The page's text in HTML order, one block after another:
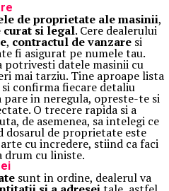
de proprietate ale masinii,
si legal. Cere dealerului
, contractul de vanzare si
fi asigurat pe numele tau.
potrivesti datele masinii cu
mai tarziu. Tine aproape lista
confirma fiecare detaliu
pare in neregula, opreste-te si
O trecere rapida si a
de asemenea, sa intelegi ce
dosarul de proprietate este
cu incredere, stiind ca faci
drum cu liniste.
sunt in ordine, dealerul va